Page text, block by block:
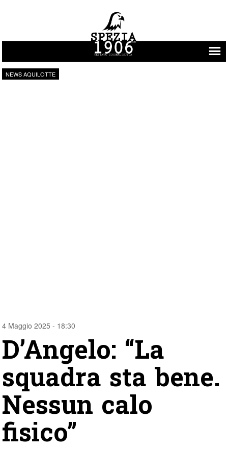
Vai al contenuto
NEWS AQUILOTTE
4 Maggio 2025 - 18:30
D’Angelo: “La
squadra sta bene.
Nessun calo
fisico”